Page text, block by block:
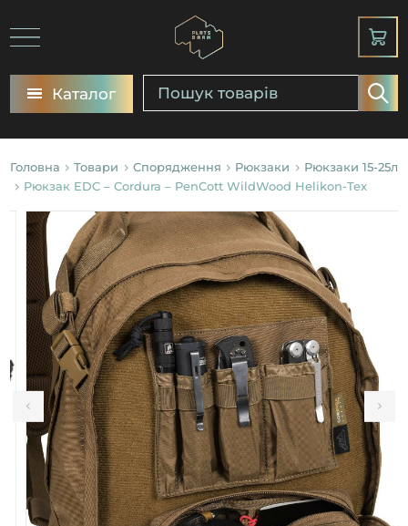
Каталог
Головна Товари Спорядження Рюкзаки
Рюкзаки 15-25л
Рюкзак EDC – Cordura – PenCott WildWood Helikon-Tex